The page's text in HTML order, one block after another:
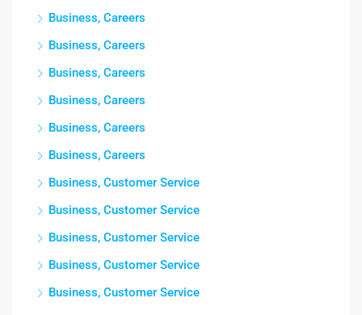
Business, Careers
Business, Careers
Business, Careers
Business, Careers
Business, Careers
Business, Careers
Business, Customer Service
Business, Customer Service
Business, Customer Service
Business, Customer Service
Business, Customer Service